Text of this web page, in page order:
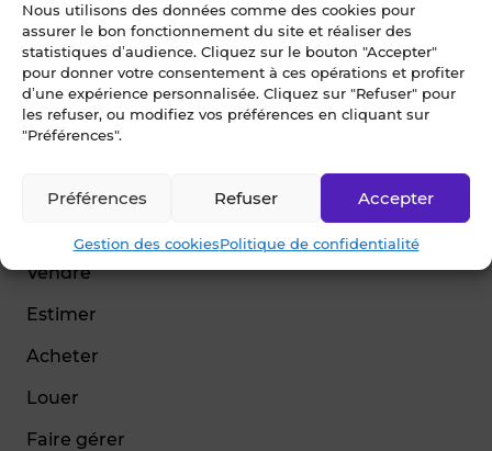
Nous utilisons des données comme des cookies pour
assurer le bon fonctionnement du site et réaliser des
statistiques d’audience. Cliquez sur le bouton "Accepter"
pour donner votre consentement à ces opérations et profiter
d’une expérience personnalisée. Cliquez sur "Refuser" pour
les refuser, ou modifiez vos préférences en cliquant sur
"Préférences".
Accepter
Refuser
Préférences
Gestion des cookiesPolitique de confidentialité
Vendre
Estimer
Acheter
Louer
Faire gérer